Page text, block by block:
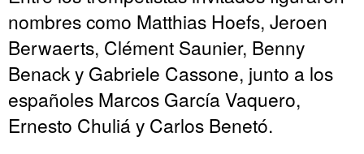
nombres como Matthias Hoefs, Jeroen
Berwaerts, Clément Saunier, Benny
Benack y Gabriele Cassone, junto a los
españoles Marcos García Vaquero,
Ernesto Chuliá y Carlos Benetó.